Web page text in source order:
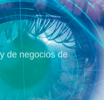
de negocios de